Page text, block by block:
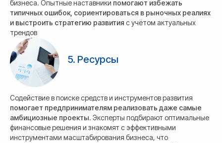
бизнеса. Опытные наставники помогают избежать
типичных ошибок, сориентироваться в рыночных реалиях
и выстроить стратегию развития с учётом актуальных
трендов
5. Ресурсы
Содействие в поиске средств и инструментов развития
помогает предпринимателям реализовать даже самые
амбициозные проекты. Эксперты подбирают оптимальные
финансовые решения и знакомят с эффективными
инструментами масштабирования бизнеса, что